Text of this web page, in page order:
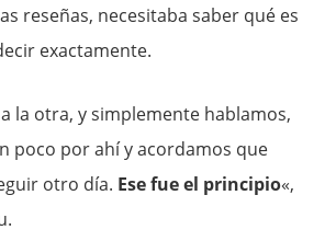
reseñas, necesitaba saber qué es
exactamente.
la otra, y simplemente hablamos,
poco por ahí y acordamos que
otro día. Ese fue el principio«,